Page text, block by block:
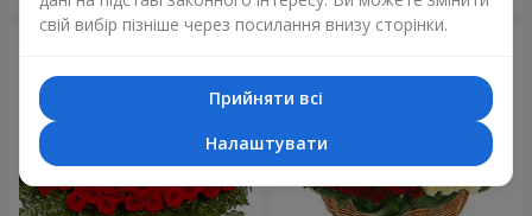
свій вибір пізніше через посилання внизу сторінки.
Прийняти всі
Налаштувати